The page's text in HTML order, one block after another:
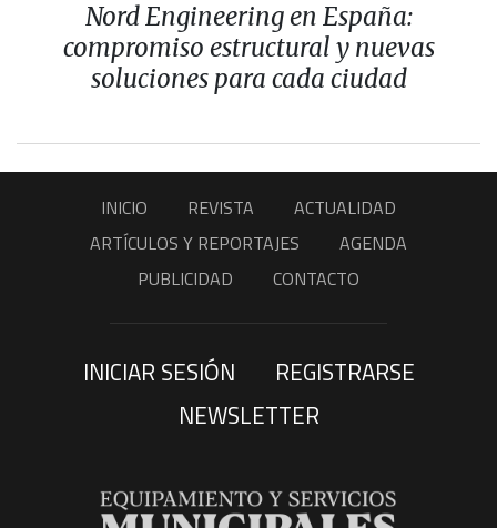
Nord Engineering en España:
compromiso estructural y nuevas
soluciones para cada ciudad
INICIO REVISTA
ACTUALIDAD
ARTÍCULOS Y REPORTAJES
AGENDA
PUBLICIDAD
CONTACTO
INICIAR SESIÓN
REGISTRARSE
NEWSLETTER